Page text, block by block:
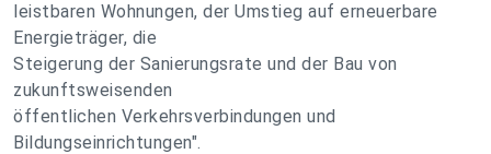
leistbaren Wohnungen, der Umstieg auf erneuerbare
Energieträger, die
Steigerung der Sanierungsrate und der Bau von
zukunftsweisenden
öffentlichen Verkehrsverbindungen und
Bildungseinrichtungen".